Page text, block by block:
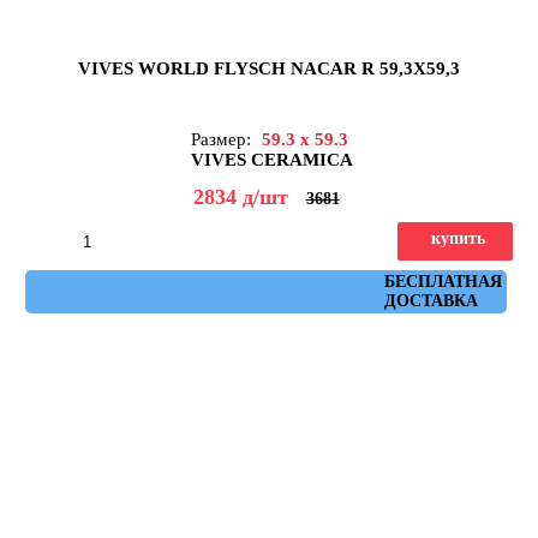
VIVES WORLD FLYSCH NACAR R 59,3X59,3
Размер:
59.3 x 59.3
VIVES CERAMICA
2834 д/шт 3681
БЕСПЛАТНАЯ
ДОСТАВКА
купить